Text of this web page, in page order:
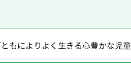
ともによりよく生きる心豊かな児